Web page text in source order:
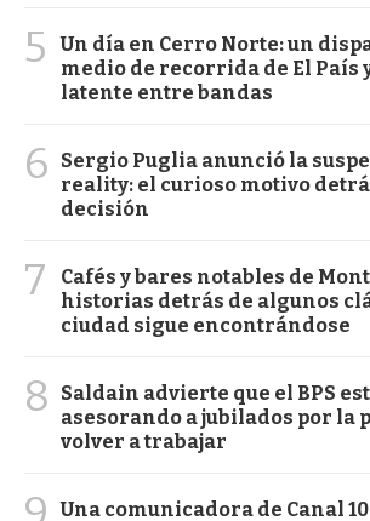
5
Un día en Cerro Norte: un
medio de recorrida de El País
latente entre bandas
6
Sergio Puglia anunció la
reality: el curioso motivo
decisión
7
Cafés y bares notables de
historias detrás de algunos
ciudad sigue encontrándose
8
Saldain advierte que el BPS
asesorando a jubilados por la
volver a trabajar
Una comunicadora de Canal